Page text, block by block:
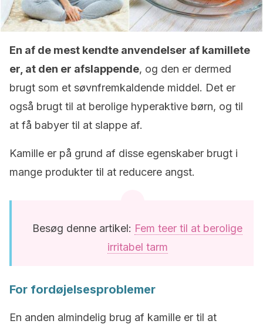
En af de mest kendte anvendelser af kamillete
er, at den er afslappende, og den er dermed
brugt som et søvnfremkaldende middel. Det er
også brugt til at berolige hyperaktive børn, og til
at få babyer til at slappe af.
Kamille er på grund af disse egenskaber brugt i
mange produkter til at reducere angst.
Besøg denne artikel: Fem teer til at berolige
irritabel tarm
For fordøjelsesproblemer
En anden almindelig brug af kamille er til at